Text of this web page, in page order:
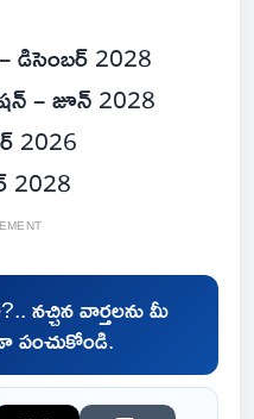
2028
– జూన్ 2028
2026
2028
నచ్చిన వార్తలను మీ
పంచుకోండి.